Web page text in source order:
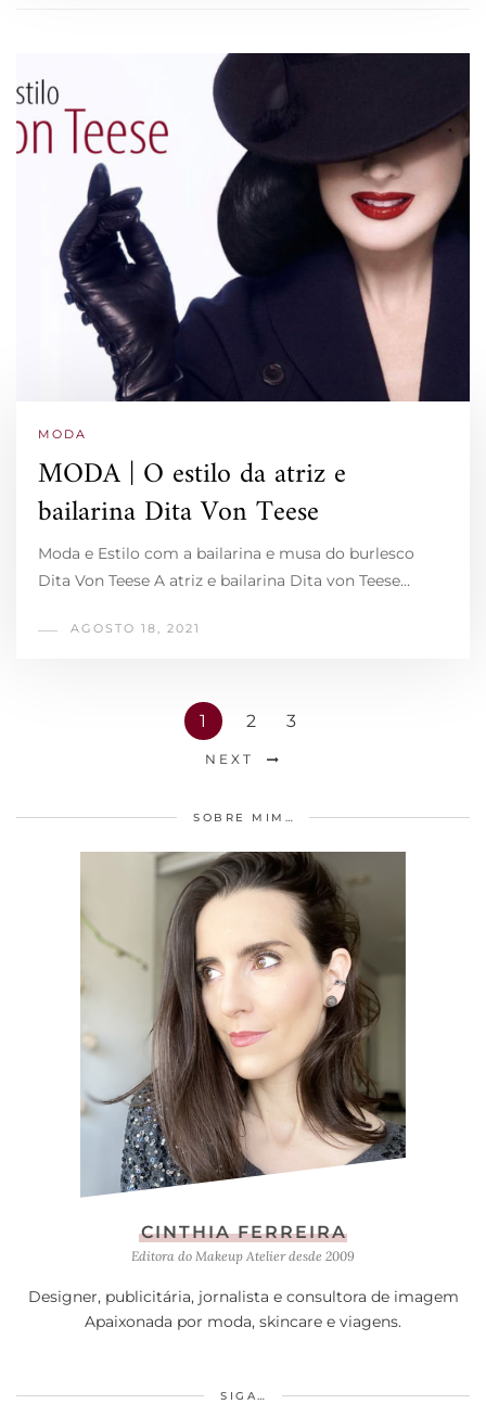
MODA
MODA | O estilo da atriz e
bailarina Dita Von Teese
Moda e Estilo com a bailarina e musa do burlesco
Dita Von Teese A atriz e bailarina Dita von Teese…
AGOSTO 18, 2021
1 2 3
NEXT
SOBRE MIM…
CINTHIA FERREIRA
Editora do Makeup Atelier desde 2009
Designer, publicitária, jornalista e consultora de imagem
Apaixonada por moda, skincare e viagens.
SIGA…